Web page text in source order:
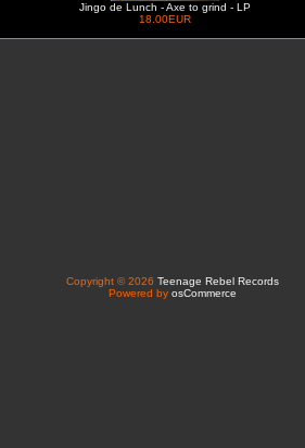
Jingo de Lunch - Axe to grind - LP
18.00EUR
Copyright © 2026 Teenage Rebel Records
Powered by osCommerce